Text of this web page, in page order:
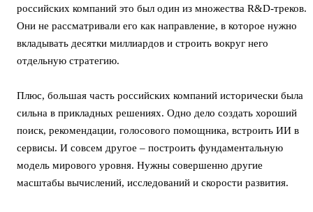
российских компаний это был один из множества R&D-треков.
Они не рассматривали его как направление, в которое нужно
вкладывать десятки миллиардов и строить вокруг него
отдельную стратегию.
Плюс, большая часть российских компаний исторически была
сильна в прикладных решениях. Одно дело создать хороший
поиск, рекомендации, голосового помощника, встроить ИИ в
сервисы. И совсем другое – построить фундаментальную
модель мирового уровня. Нужны совершенно другие
масштабы вычислений, исследований и скорости развития.